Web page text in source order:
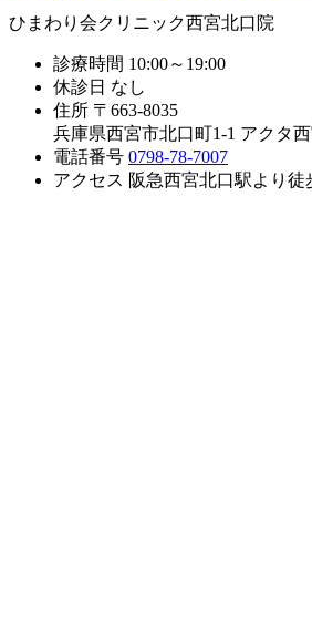
ひまわり会クリニック西宮北口院
診療時間 10:00～19:00
休診日 なし
住所 〒663-8035
兵庫県西宮市北口町1-1 アクタ
電話番号 0798-78-7007
アクセス 阪急西宮北口駅より徒